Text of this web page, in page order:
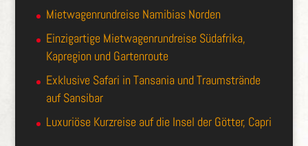
Mietwagenrundreise Namibias Norden
Einzigartige Mietwagenrundreise Südafrika,
Kapregion und Gartenroute
Exklusive Safari in Tansania und Traumstrände
auf Sansibar
Luxuriöse Kurzreise auf die Insel der Götter, Capri